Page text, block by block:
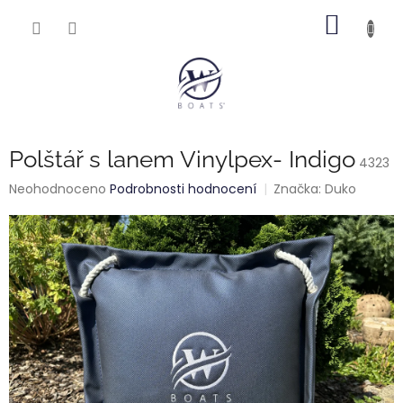
Polštář s lanem Vinylpex- Indigo 4323
Průměrné
produktu
je
0,0
z
5
hvězdiček.
Neohodnoceno Podrobnosti hodnocení Značka:Duko